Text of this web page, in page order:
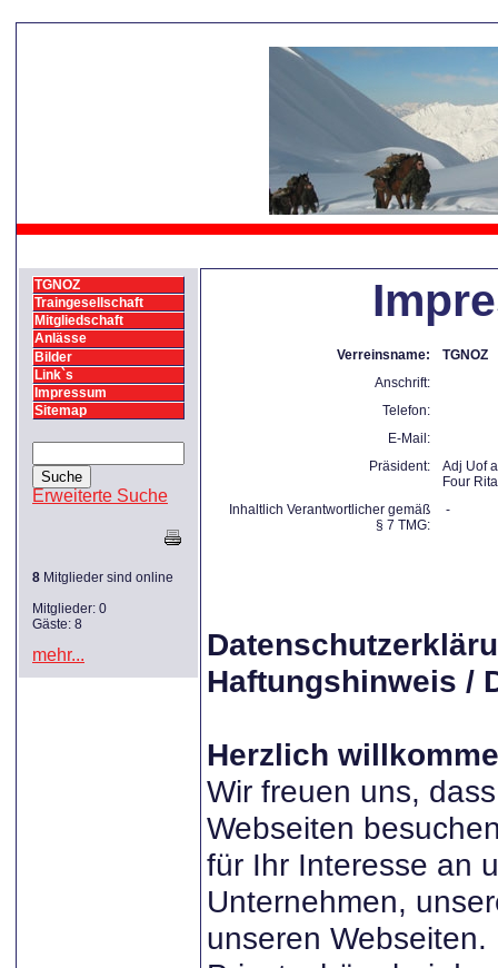
TGNOZ
Traingesellschaft
Mitgliedschaft
Anlässe
Bilder
Link`s
Impressum
Sitemap
Erweiterte Suche
8 Mitglieder sind online
Mitglieder: 0
Gäste: 8
mehr...
Verreinsname:
TGNOZ
Anschrift:
Telefon:
E-Mail:
Präsident:
Adj Uof
Four
Inhaltlich Verantwortlicher gemäß
§ 7 TMG:
-
Haftungshinweis /
Herzlich
Wir freuen uns,
Webseiten
für Ihr Interesse an
Unternehmen,
unseren